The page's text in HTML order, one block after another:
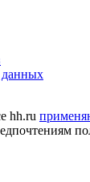
данных
hh.ru